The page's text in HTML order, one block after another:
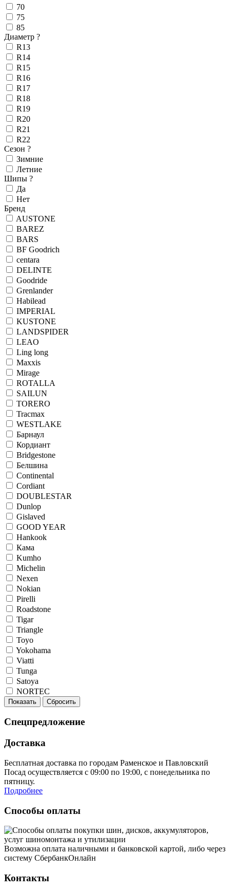
70
75
85
Диаметр ?
R13
R14
R15
R16
R17
R18
R19
R20
R21
R22
Сезон ?
Зимние
Летние
Шипы ?
Да
Нет
Бренд
AUSTONE
BAREZ
BARS
BF Goodrich
centara
DELINTE
Goodride
Grenlander
Habilead
IMPERIAL
KUSTONE
LANDSPIDER
LEAO
Ling long
Maxxis
Mirage
ROTALLA
SAILUN
TORERO
Tracmax
WESTLAKE
Барнаул
Кордиант
Bridgestone
Белшина
Continental
Cordiant
DOUBLESTAR
Dunlop
Gislaved
GOOD YEAR
Hankook
Кама
Kumho
Michelin
Nexen
Nokian
Pirelli
Roadstone
Tigar
Triangle
Toyo
Yokohama
Viatti
Tunga
Satoya
NORTEC
Показать Сбросить
Спецпредложение
Доставка
Бесплатная доставка по городам Раменское и Павловский
Посад осуществляется с 09:00 по 19:00, с понедельника по
пятницу.
Подробнее
Способы оплаты
Возможна оплата наличными и банковской картой, либо через
систему СбербанкОнлайн
Контакты